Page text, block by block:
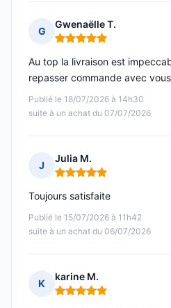
G
Gwenaëlle T.
Note : 5 sur 5
Publié le 18/07/2026 à 14h30
suite à un achat du 07/07/2026
Au top la livraison est
repasser commande avec vous
J
Julia M.
Note : 5 sur 5
Publié le 15/07/2026 à 11h42
suite à un achat du 06/07/2026
Toujours satisfaite
K
karine M.
Note : 5 sur 5